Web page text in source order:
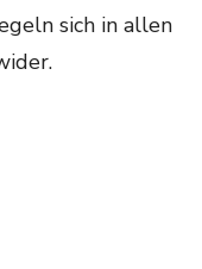
sich in allen